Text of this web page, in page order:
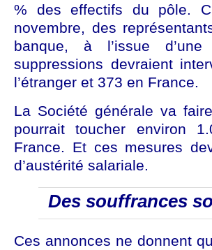
% des effectifs du pôle.
novembre, des
banque, à l’issue
suppressions devraient
l’étranger et 373 en France.
La Société générale va
pourrait toucher environ
France. Et ces mesures
d’austérité salariale.
Des souffrances
Ces annonces ne donnent